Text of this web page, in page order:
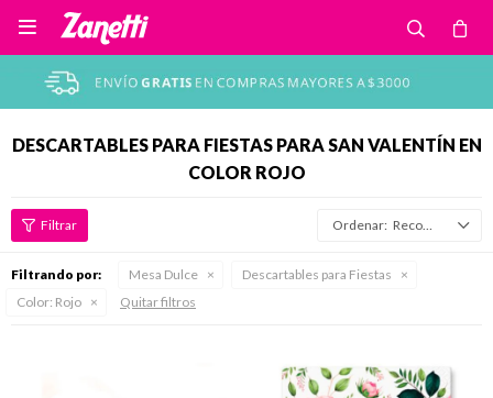

DESCARTABLES PARA FIESTAS PARA SAN VALENTÍN EN
COLOR ROJO
Recomendados
Filtrando por: Mesa Dulce
Descartables para Fiestas
Color: Rojo Quitar filtros